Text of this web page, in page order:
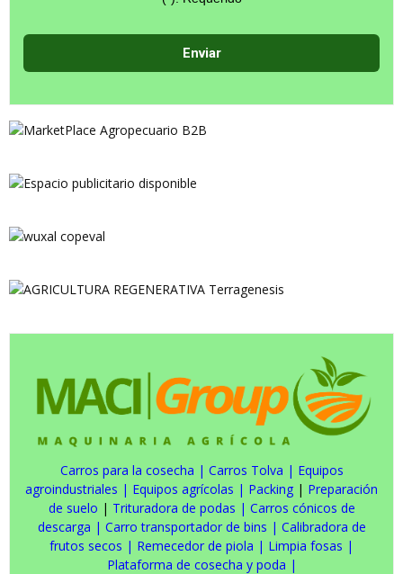
Carros para la cosecha | Carros Tolva | Equipos
agroindustriales | Equipos agrícolas | Packing | Preparación
de suelo | Trituradora de podas | Carros cónicos de
descarga | Carro transportador de bins | Calibradora de
frutos secos | Remecedor de piola | Limpia fosas |
Plataforma de cosecha y poda |